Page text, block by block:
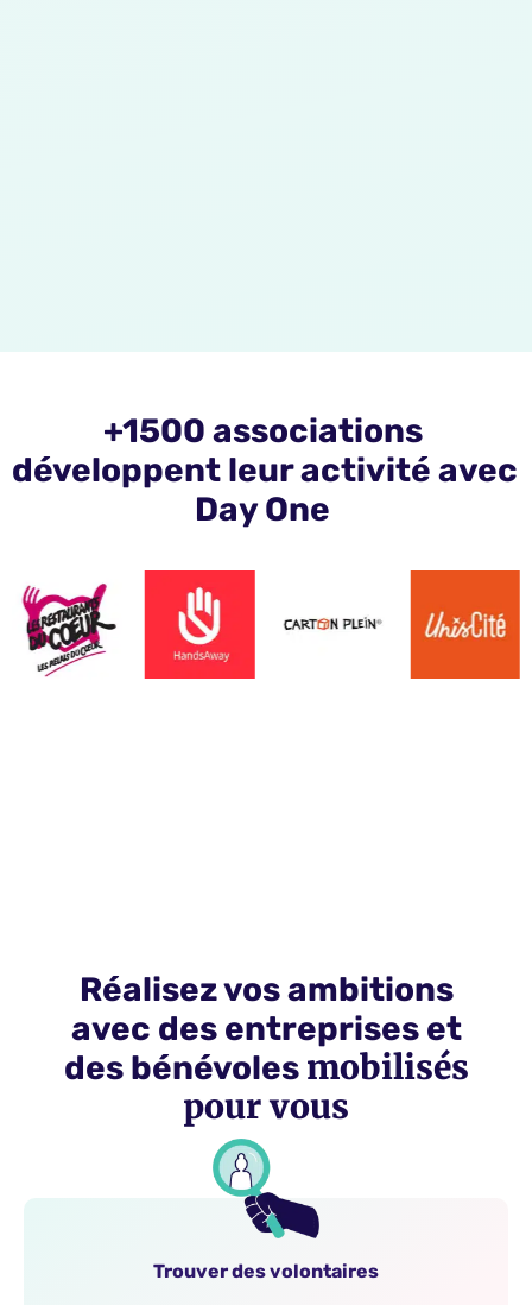
+1500 associations
développent leur activité avec
Day One
Réalisez vos ambitions
avec des entreprises et
des bénévoles mobilisés
pour vous
Trouver des volontaires​